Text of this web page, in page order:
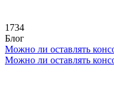
1734
Блог
Можно ли оставлять
Можно ли оставлять